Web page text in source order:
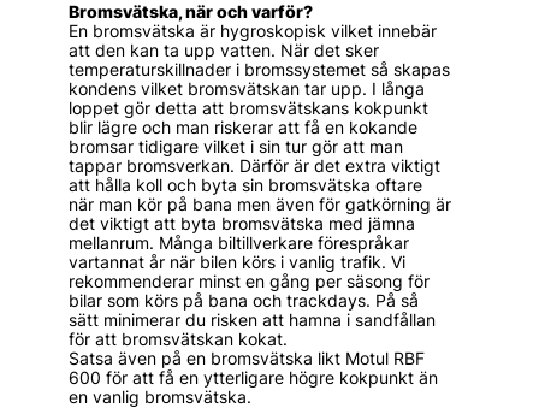
Bromsvätska, när och varför?
En bromsvätska är hygroskopisk vilket innebär
att den kan ta upp vatten. När det sker
temperaturskillnader i bromssystemet så skapas
kondens vilket bromsvätskan tar upp. I långa
loppet gör detta att bromsvätskans kokpunkt
blir lägre och man riskerar att få en kokande
bromsar tidigare vilket i sin tur gör att man
tappar bromsverkan. Därför är det extra viktigt
att hålla koll och byta sin bromsvätska oftare
när man kör på bana men även för gatkörning är
det viktigt att byta bromsvätska med jämna
mellanrum. Många biltillverkare förespråkar
vartannat år när bilen körs i vanlig trafik. Vi
rekommenderar minst en gång per säsong för
bilar som körs på bana och trackdays. På så
sätt minimerar du risken att hamna i sandfållan
för att bromsvätskan kokat.
Satsa även på en bromsvätska likt Motul RBF
600 för att få en ytterligare högre kokpunkt än
en vanlig bromsvätska.